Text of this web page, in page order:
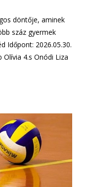
döntője, aminek
száz gyermek
Időpont: 2026.05.30.
Olívia 4.s Onódi Liza